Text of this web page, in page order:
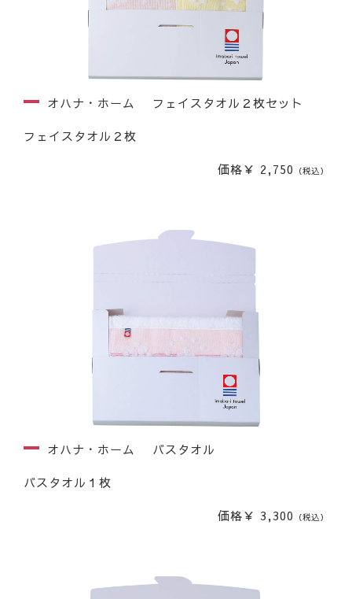
オハナ・ホーム フェイスタオル２枚セット
フェイスタオル２枚
価格￥ 2,750 （税込）
オハナ・ホーム バスタオル
バスタオル１枚
価格￥ 3,300 （税込）